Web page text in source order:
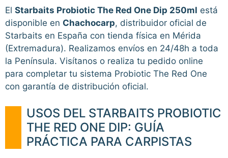
El Starbaits Probiotic The Red One Dip 250ml está
disponible en Chachocarp, distribuidor oficial de
Starbaits en España con tienda física en Mérida
(Extremadura). Realizamos envíos en 24/48h a toda
la Península. Visítanos o realiza tu pedido online
para completar tu sistema Probiotic The Red One
con garantía de distribución oficial.
USOS DEL STARBAITS PROBIOTIC
THE RED ONE DIP: GUÍA
PRÁCTICA PARA CARPISTAS